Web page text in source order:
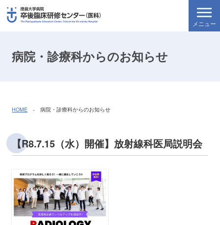
病院・診療科からのお知らせ
HOME - 病院・診療科からのお知らせ
【R8.7.15（水）開催】放射線科医局説明会